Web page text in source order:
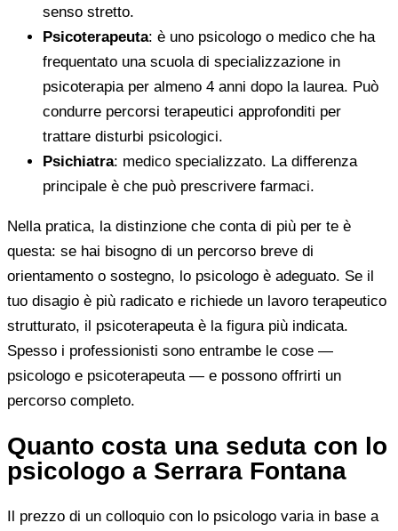
senso stretto.
Psicoterapeuta: è uno psicologo o medico che ha
frequentato una scuola di specializzazione in
psicoterapia per almeno 4 anni dopo la laurea. Può
condurre percorsi terapeutici approfonditi per
trattare disturbi psicologici.
Psichiatra: medico specializzato. La differenza
principale è che può prescrivere farmaci.
Nella pratica, la distinzione che conta di più per te è
questa: se hai bisogno di un percorso breve di
orientamento o sostegno, lo psicologo è adeguato. Se il
tuo disagio è più radicato e richiede un lavoro terapeutico
strutturato, il psicoterapeuta è la figura più indicata.
Spesso i professionisti sono entrambe le cose —
psicologo e psicoterapeuta — e possono offrirti un
percorso completo.
Quanto costa una seduta con lo
psicologo a Serrara Fontana
Il prezzo di un colloquio con lo psicologo varia in base a